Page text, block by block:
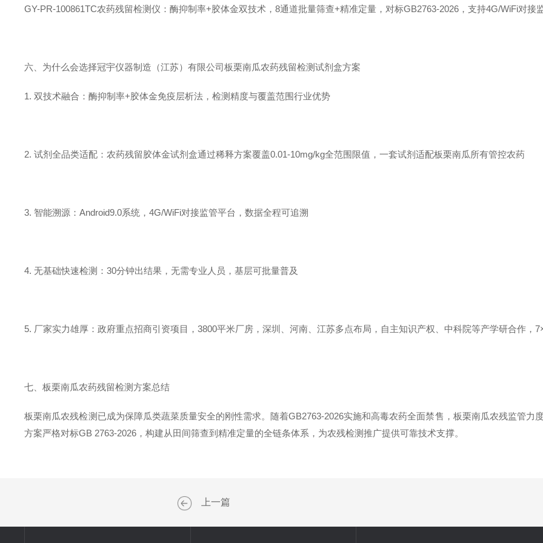
GY-PR-100861TC农药残留检测仪：酶抑制率+胶体金双技术，8通道批量筛查+精准定量，对标GB2763-2026，支持4G/WiFi对接
六、为什么会选择冠宇仪器制造（江苏）有限公司板栗南瓜农药残留检测试剂盒方案
1. 双技术融合：酶抑制率+胶体金免疫层析法，检测精度与覆盖范围行业优势
2. 试剂全品类适配：农药残留胶体金试剂盒通过稀释方案覆盖0.01-10mg/kg全范围限值，一套试剂适配板栗南瓜所有管控农药
3. 智能溯源：Android9.0系统，4G/WiFi对接监管平台，数据全程可追溯
4. 无基础快速检测：30分钟出结果，无需专业人员，基层可批量普及
5. 厂家实力雄厚：政府重点招商引资项目，3800平米厂房，深圳、河南、江苏多点布局，自主知识产权、中科院等产学研合作，
七、板栗南瓜农药残留检测方案总结
板栗南瓜农残检测已成为保障瓜类蔬菜质量安全的刚性需求。随着GB2763-2026实施和高毒农药全面禁售，板栗南瓜农残监管力
方案严格对标GB 2763-2026，构建从田间筛查到精准定量的全链条体系，为农残检测推广提供可靠技术支撑。
上一篇